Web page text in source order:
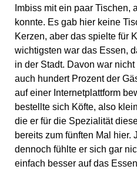
Imbiss mit ein paar Tischen,
konnte. Es gab hier keine
Kerzen, aber das spielte für
wichtigsten war das Essen,
in der Stadt. Davon war
auch hundert Prozent der
auf einer Internetplattform
bestellte sich Köfte, also
die er für die Spezialität
bereits zum fünften Mal hier.
dennoch fühlte er sich gar
einfach besser auf das